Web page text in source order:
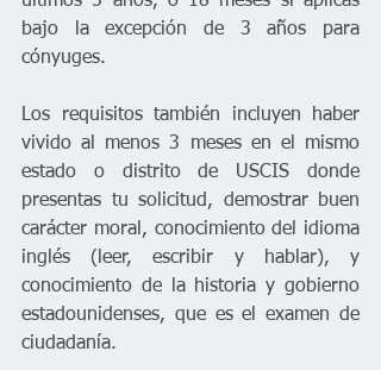
bajo la excepción de 3 años para
cónyuges.
Los requisitos también incluyen haber
vivido al menos 3 meses en el mismo
estado o distrito de USCIS donde
presentas tu solicitud, demostrar buen
carácter moral, conocimiento del idioma
inglés (leer, escribir y hablar), y
conocimiento de la historia y gobierno
estadounidenses, que es el examen de
ciudadanía.